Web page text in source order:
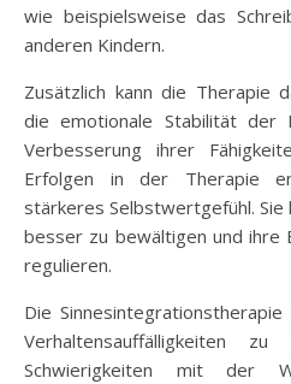
wie beispielsweise das
anderen Kindern.
Zusätzlich kann die Therapie
die emotionale Stabilität der
Verbesserung ihrer
Erfolgen in der Therapie
stärkeres Selbstwertgefühl.
besser zu bewältigen und ihre
regulieren.
Die
Verhaltensauffälligkeiten
Schwierigkeiten mit der